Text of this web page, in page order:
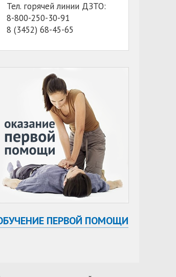
Тел. горячей линии ДЗТО:
8-800-250-30-91
8 (3452) 68-45-65
ПЕРВОЙ ПОМОЩИ